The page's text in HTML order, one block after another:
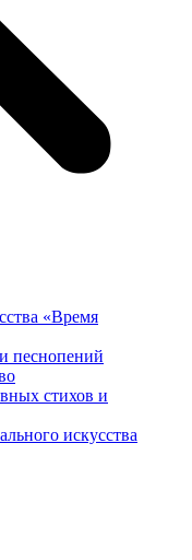
«Время
песнопений
стихов и
искусства